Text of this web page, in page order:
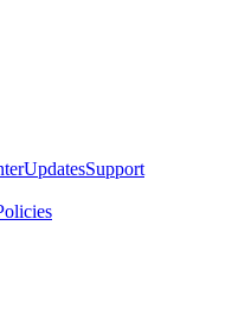
UpdatesSupport